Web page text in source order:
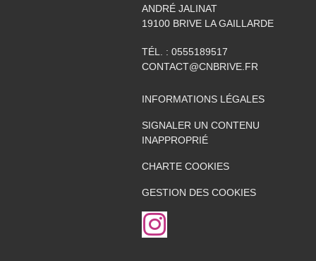
ANDRÉ JALINAT
19100 BRIVE LA GAILLARDE
TÉL. : 0555189517
CONTACT@CNBRIVE.FR
INFORMATIONS LÉGALES
SIGNALER UN CONTENU
INAPPROPRIÉ
CHARTE COOKIES
GESTION DES COOKIES